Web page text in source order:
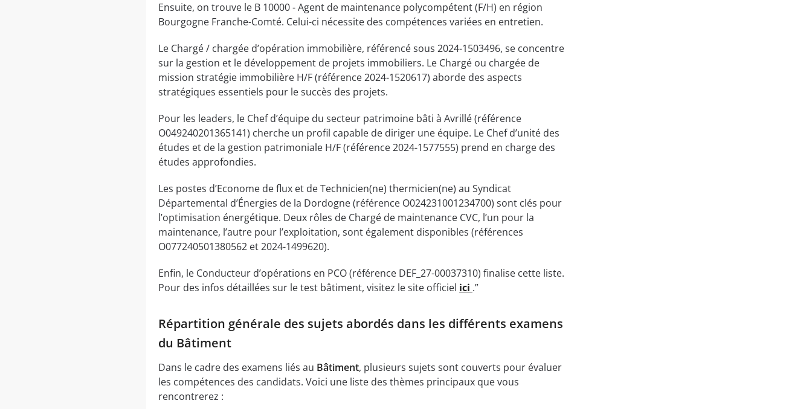
Ensuite, on trouve le B 10000 - Agent de maintenance polycompétent (F/H) en région
Bourgogne Franche-Comté. Celui-ci nécessite des compétences variées en entretien.
Le Chargé / chargée d’opération immobilière, référencé sous 2024-1503496, se concentre
sur la gestion et le développement de projets immobiliers. Le Chargé ou chargée de
mission stratégie immobilière H/F (référence 2024-1520617) aborde des aspects
stratégiques essentiels pour le succès des projets.
Pour les leaders, le Chef d’équipe du secteur patrimoine bâti à Avrillé (référence
O049240201365141) cherche un profil capable de diriger une équipe. Le Chef d’unité des
études et de la gestion patrimoniale H/F (référence 2024-1577555) prend en charge des
études approfondies.
Les postes d’Econome de flux et de Technicien(ne) thermicien(ne) au Syndicat
Départemental d’Énergies de la Dordogne (référence O024231001234700) sont clés pour
l’optimisation énergétique. Deux rôles de Chargé de maintenance CVC, l’un pour la
maintenance, l’autre pour l’exploitation, sont également disponibles (références
O077240501380562 et 2024-1499620).
Enfin, le Conducteur d’opérations en PCO (référence DEF_27-00037310) finalise cette liste.
Pour des infos détaillées sur le test bâtiment, visitez le site officiel ici .”
Répartition générale des sujets abordés dans les différents examens
du Bâtiment
Dans le cadre des examens liés au Bâtiment, plusieurs sujets sont couverts pour évaluer
les compétences des candidats. Voici une liste des thèmes principaux que vous
rencontrerez :